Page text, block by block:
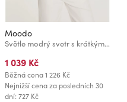
Moodo
Světle modrý svetr s krátkými rukávy Moodo
1 039 Kč
Běžná cena1 226 Kč
Nejnižší cena za posledních 30
dní: 727 Kč